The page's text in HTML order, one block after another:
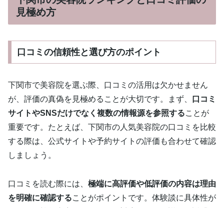
見極め方
口コミの信頼性と選び方のポイント
下関市で美容院を選ぶ際、口コミの活用は欠かせません
が、評価の真偽を見極めることが大切です。まず、
口コミ
サイトやSNSだけでなく複数の情報源を参照することが
重要です。たとえば、下関市の人気美容院の口コミを比較
する際は、公式サイトや予約サイトの評価も合わせて確認
しましょう。
口コミを読む際には、 極端に高評価や低評価の内容は理由
を明確に確認することがポイントです。体験談に具体性が